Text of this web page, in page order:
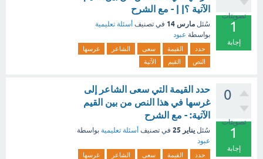
تصويتات
1
إجابة
الآتية ؟| | - مع الشرح
سُئل مارس 14 في تصنيف أسئلة تعليمية
بواسطة عبود
حدد القيمة سعى الشاعر
غرسها
النص
القيم الآتية
0
تصويتات
1
إجابة
حدد القيمة التي سعى الشاعر إلى
غرسها في هذا النص من بين القيم
الآتية: - مع الشرح
سُئل يناير 25 في تصنيف أسئلة تعليمية بواسطة
عبود
حدد القيمة سعى الشاعر
غرسها